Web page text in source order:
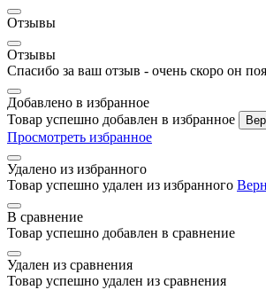
Отзывы
Отзывы
Спасибо за ваш отзыв - очень скоро он
Добавлено в избранное
Товар успешно добавлен в избранное
Просмотреть избранное
Удалено из избранного
Товар успешно удален из избранного
В сравнение
Товар успешно добавлен в сравнение
Удален из сравнения
Товар успешно удален из сравнения